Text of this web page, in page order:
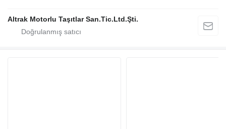
Altrak Motorlu Taşıtlar San.Tic.Ltd.Şti.